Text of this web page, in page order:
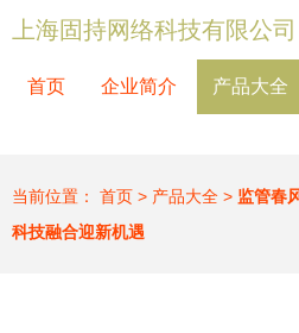
上海固持网络科技有限公司
首页 企业简介 产品大全
当前位置： 首页 > 产品大全 > 监管春
科技融合迎新机遇